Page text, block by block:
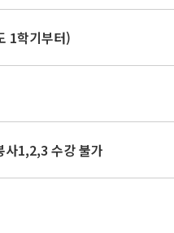
1학기부터)
1,2,3 수강 불가